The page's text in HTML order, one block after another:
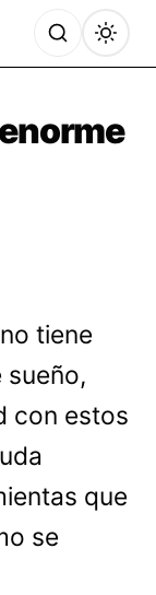
tiene
sueño,
con estos
que
se